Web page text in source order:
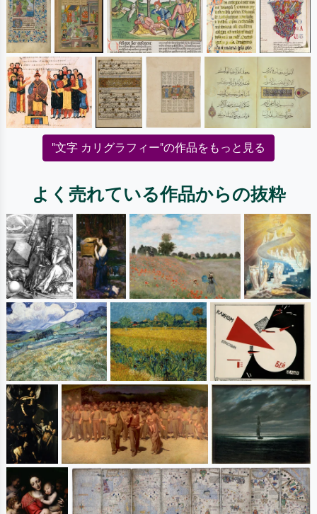
"文字 カリグラフィー"の作品をもっと見る
よく売れている作品からの抜粋